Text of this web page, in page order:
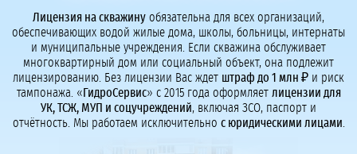
Лицензия на скважину обязательна для всех организаций,
обеспечивающих водой жилые дома, школы, больницы, интернаты
и муниципальные учреждения. Если скважина обслуживает
многоквартирный дом или социальный объект, она подлежит
лицензированию. Без лицензии Вас ждет штраф до 1 млн ₽ и риск
тампонажа. «ГидроСервис» с 2015 года оформляет лицензии для
УК, ТСЖ, МУП и соцучреждений, включая ЗСО, паспорт и
отчётность. Мы работаем исключительно с юридическими лицами